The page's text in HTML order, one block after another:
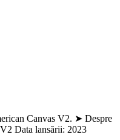
Canvas V2. ➤ Despre
Data lansării: 2023